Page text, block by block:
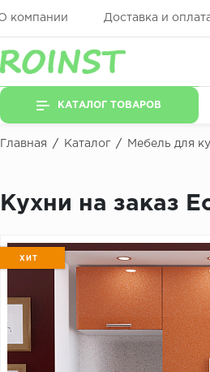
компании Доставка и
КАТАЛОГ ТОВАРОВ
Главная / Каталог / Мебель для
Кухни на заказ
ХИТ